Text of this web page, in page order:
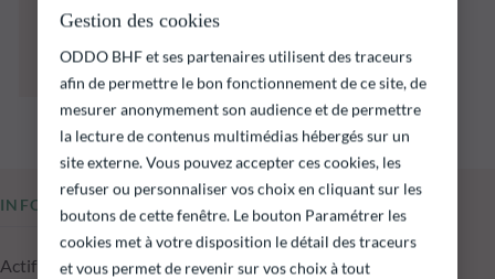
sont pas constantes dans le temps.
L’atteinte des objectifs d’investissement ne
peut être garantie.
INFORMATIONS CLÉS
Actif net du fonds au 03.08.2026
Gestion des cookies
ODDO BHF et ses partenaires utilisent des traceurs
afin de permettre le bon fonctionnement de ce site, de
mesurer anonymement son audience et de permettre
la lecture de contenus multimédias hébergés sur un
site externe. Vous pouvez accepter ces cookies, les
refuser ou personnaliser vos choix en cliquant sur les
boutons de cette fenêtre. Le bouton Paramétrer les
cookies met à votre disposition le détail des traceurs
et vous permet de revenir sur vos choix à tout